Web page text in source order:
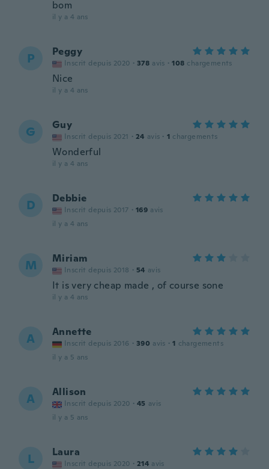
bom
il y a 4 ans
P Peggy
Inscrit depuis 2020 · 378 avis · 108 chargements
Nice
il y a 4 ans
G Guy
Inscrit depuis 2021 · 24 avis · 1 chargements
Wonderful
il y a 4 ans
D Debbie
Inscrit depuis 2017 · 169 avis
il y a 4 ans
M Miriam
Inscrit depuis 2018 · 54 avis
It is very cheap made , of course sone
il y a 4 ans
A Annette
Inscrit depuis 2016 · 390 avis · 1 chargements
il y a 5 ans
A Allison
Inscrit depuis 2020 · 45 avis
il y a 5 ans
L Laura
Inscrit depuis 2020 · 214 avis